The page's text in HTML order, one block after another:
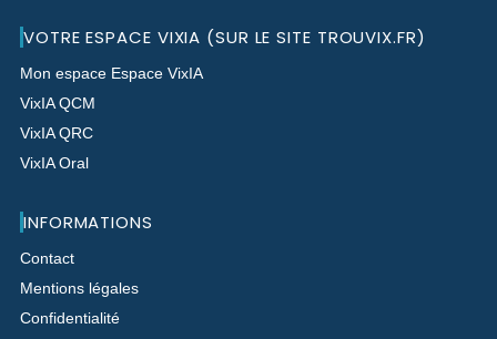
VOTRE ESPACE VIXIA (SUR LE SITE TROUVIX.FR)
Mon espace Espace VixIA
VixIA QCM
VixIA QRC
VixIA Oral
INFORMATIONS
Contact
Mentions légales
Confidentialité